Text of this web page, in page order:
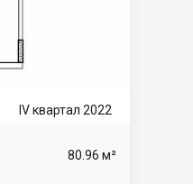
IV квартал 2022
80.96 м²